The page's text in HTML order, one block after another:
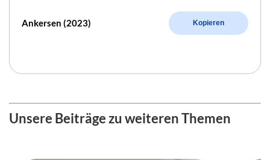
Ankersen (2023) Kopieren
Unsere Beiträge zu weiteren Themen